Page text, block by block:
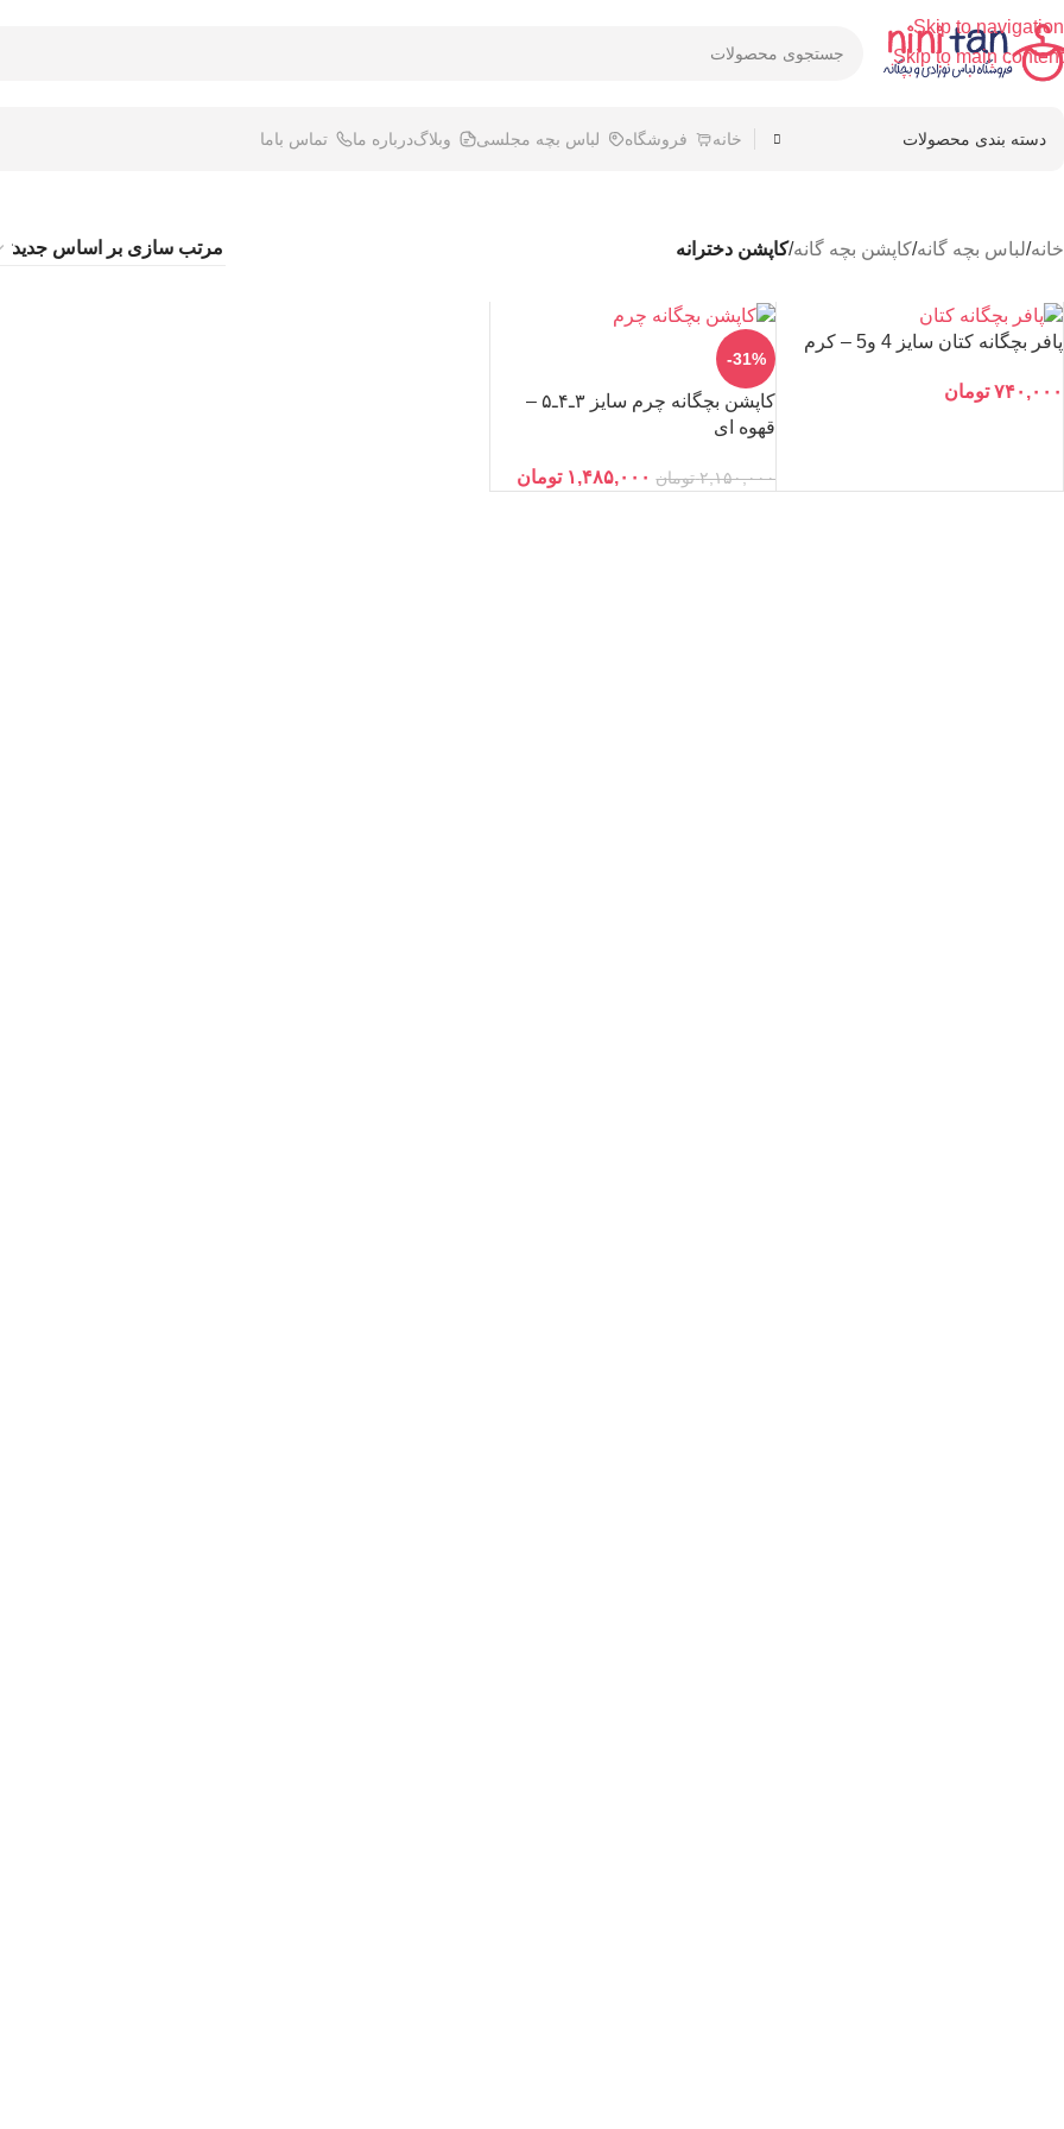
Skip to navigation
Skip to main content
دسته بندی محصولات خانه فروشگاه لباس بچه مجلسی وبلاگدرباره ما تماس باما
خانه/لباس بچه گانه/کاپشن بچه گانه/کاپشن دخترانه
پافر بچگانه کتان سایز 4 و5 – کرم
۷۴۰,۰۰۰ تومان
-31%
کاپشن بچگانه چرم سایز ۳ـ۴ـ۵ –
قهوه ای
۲,۱۵۰,۰۰۰ تومان ۱,۴۸۵,۰۰۰ تومان